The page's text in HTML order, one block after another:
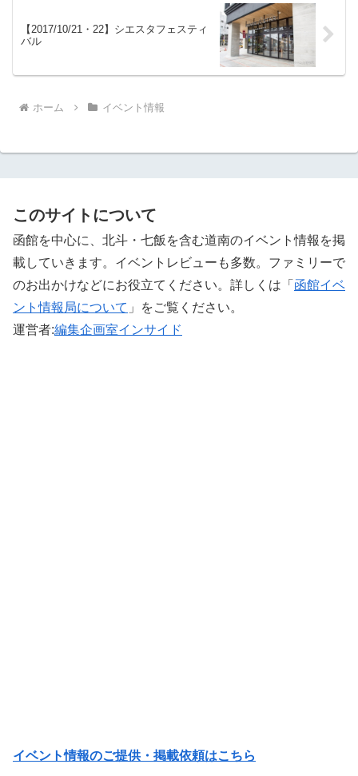
【2017/10/21・22】シエスタフェスティ
バル
ホーム イベント情報
このサイトについて
函館を中心に、北斗・七飯を含む道南のイベント情報を掲
載していきます。イベントレビューも多数。ファミリーで
のお出かけなどにお役立てください。詳しくは「 函館イベ
ント情報局について 」をご覧ください。 ‎
運営者:編集企画室インサイド
イベント情報のご提供・掲載依頼はこちら